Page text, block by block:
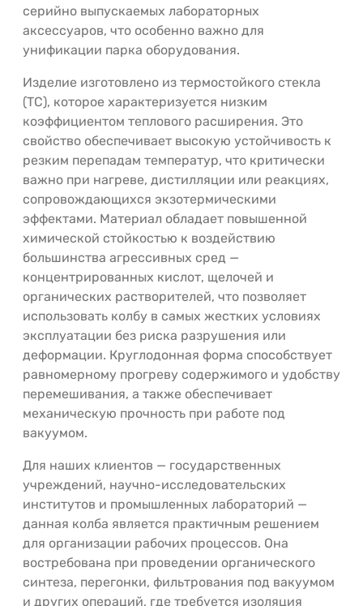
серийно выпускаемых лабораторных
аксессуаров, что особенно важно для
унификации парка оборудования.
Изделие изготовлено из термостойкого стекла
(ТС), которое характеризуется низким
коэффициентом теплового расширения. Это
свойство обеспечивает высокую устойчивость к
резким перепадам температур, что критически
важно при нагреве, дистилляции или реакциях,
сопровождающихся экзотермическими
эффектами. Материал обладает повышенной
химической стойкостью к воздействию
большинства агрессивных сред —
концентрированных кислот, щелочей и
органических растворителей, что позволяет
использовать колбу в самых жестких условиях
эксплуатации без риска разрушения или
деформации. Круглодонная форма способствует
равномерному прогреву содержимого и удобству
перемешивания, а также обеспечивает
механическую прочность при работе под
вакуумом.
Для наших клиентов — государственных
учреждений, научно-исследовательских
институтов и промышленных лабораторий —
данная колба является практичным решением
для организации рабочих процессов. Она
востребована при проведении органического
синтеза, перегонки, фильтрования под вакуумом
и других операций, где требуется изоляция